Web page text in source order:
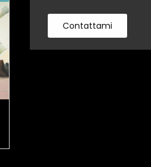
Contattami